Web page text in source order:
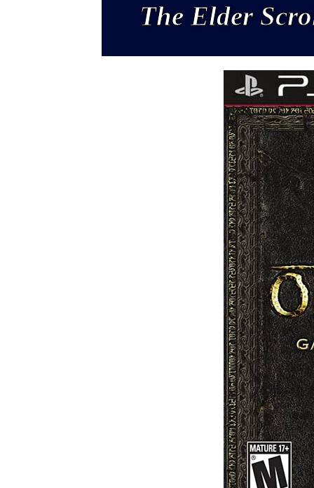
The Elder